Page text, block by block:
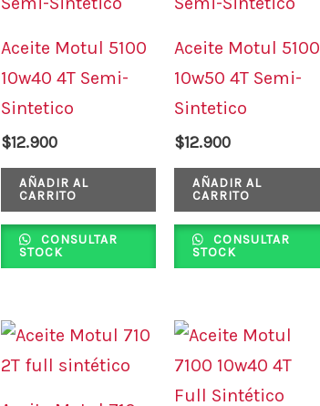
Aceite Motul 5100
10w40 4T Semi-
Sintetico
$12.900
AÑADIR AL
CARRITO
CONSULTAR
STOCK
Aceite Motul 5100
10w50 4T Semi-
Sintetico
$12.900
AÑADIR AL
CARRITO
CONSULTAR
STOCK